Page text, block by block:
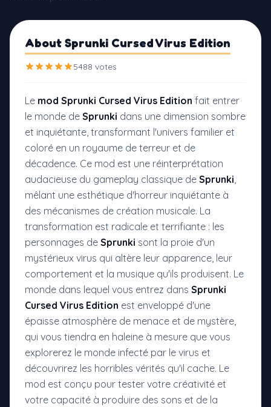
About Sprunki Cursed Virus Edition
5488 votes
Le mod Sprunki Cursed Virus Edition fait entrer
le monde de Sprunki dans une dimension sombre
et inquiétante, transformant l'univers familier et
coloré en un royaume de terreur et de
décadence. Ce mod est une réinterprétation
audacieuse du gameplay classique de Sprunki,
mêlant une esthétique d'horreur inquiétante à
des mécanismes de création musicale. La
transformation est radicale et terrifiante : les
personnages de Sprunki sont la proie d'un
mystérieux virus qui altère leur apparence, leur
comportement et la musique qu'ils produisent. Le
monde dans lequel vous entrez dans Sprunki
Cursed Virus Edition est enveloppé d'une
épaisse atmosphère de menace et de mystère,
qui vous tiendra en haleine à mesure que vous
explorerez le monde infecté par le virus et
découvrirez les horribles vérités qu'il cache. Le
mod est conçu pour tester votre créativité et
votre capacité à produire des sons et de la